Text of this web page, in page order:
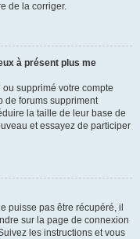
de la corriger.
à présent plus me
ou supprimé votre compte
de forums suppriment
la taille de leur base de
et essayez de participer
puisse pas être récupéré, il
sur la page de connexion
les instructions et vous